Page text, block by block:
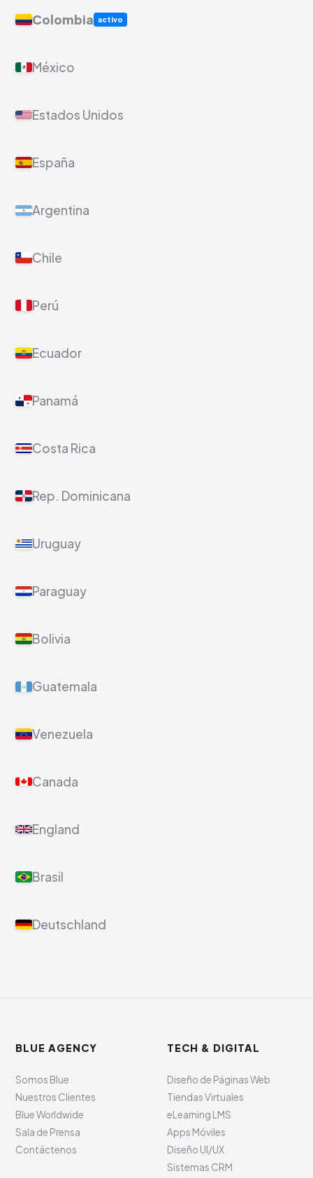
Colombia activo
México
Estados Unidos
España
Argentina
Chile
Perú
Ecuador
Panamá
Costa Rica
Rep. Dominicana
Uruguay
Paraguay
Bolivia
Guatemala
Venezuela
Canada
England
Brasil
Deutschland
BLUE AGENCY
Somos Blue
Nuestros Clientes
Blue Worldwide
Sala de Prensa
Contáctenos
TECH & DIGITAL
Diseño de Páginas Web
Tiendas Virtuales
eLearning LMS
Apps Móviles
Diseño UI/UX
Sistemas CRM